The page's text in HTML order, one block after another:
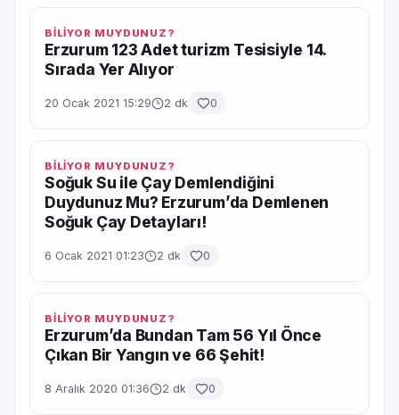
BİLİYOR MUYDUNUZ?
Erzurum 123 Adet turizm Tesisiyle 14.
Sırada Yer Alıyor
20 Ocak 2021 15:29 2 dk 0
BİLİYOR MUYDUNUZ?
Soğuk Su ile Çay Demlendiğini
Duydunuz Mu? Erzurum’da Demlenen
Soğuk Çay Detayları!
6 Ocak 2021 01:23 2 dk 0
BİLİYOR MUYDUNUZ?
Erzurum’da Bundan Tam 56 Yıl Önce
Çıkan Bir Yangın ve 66 Şehit!
8 Aralık 2020 01:36 2 dk 0